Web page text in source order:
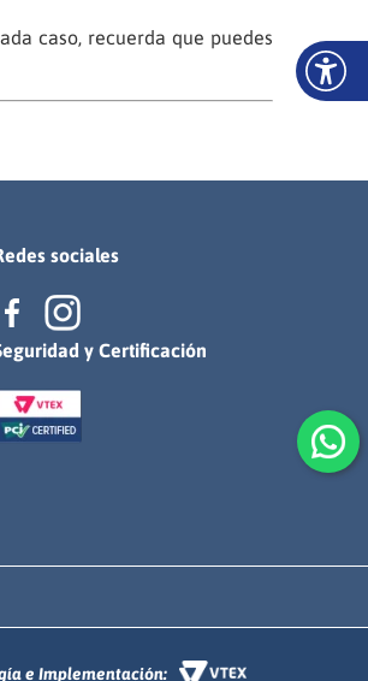
caso, recuerda que puedes
sociales
y Certificación
e Implementación: